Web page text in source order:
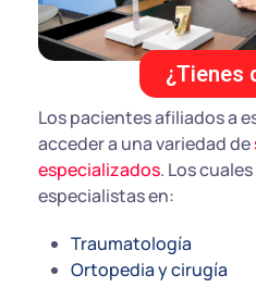
¿Tienes
Los pacientes afiliados a
acceder a una variedad de
especializados. Los
especialistas en:
Traumatología
Ortopedia y cirugía